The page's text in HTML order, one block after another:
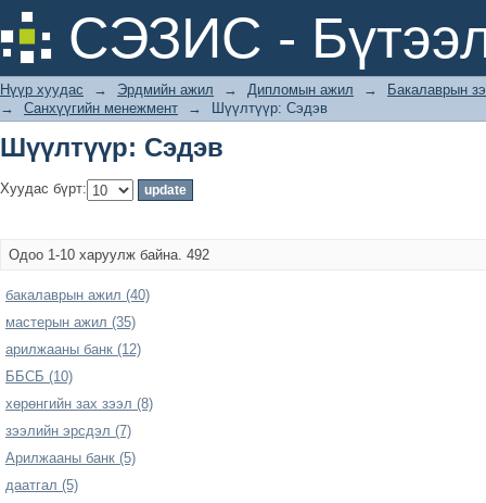
СЭЗИС -
Шүүлтүүр: Сэдэв
Нүүр хуудас → Эрдмийн ажил → Дипломын ажил →
Бакалаврын
→
Санхүүгийн менежмент → Шүүлтүүр: Сэдэв
Шүүлтүүр: Сэдэв
Хуудас бүрт:
Одоо 1-10 харуулж байна. 492
бакалаврын ажил (40)
мастерын ажил (35)
арилжааны банк (12)
ББСБ (10)
хөрөнгийн зах зээл (8)
зээлийн эрсдэл (7)
Арилжааны банк (5)
даатгал (5)